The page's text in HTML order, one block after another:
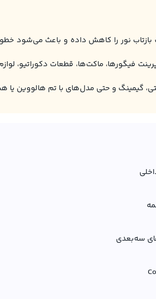
نور را کاهش داده و باعث می‌شود
فیگورها، ماکت‌ها، قطعات دکوراتیو،
گیمینگ و حتی مدل‌های با تم هالووین یا
سه‌بعدی